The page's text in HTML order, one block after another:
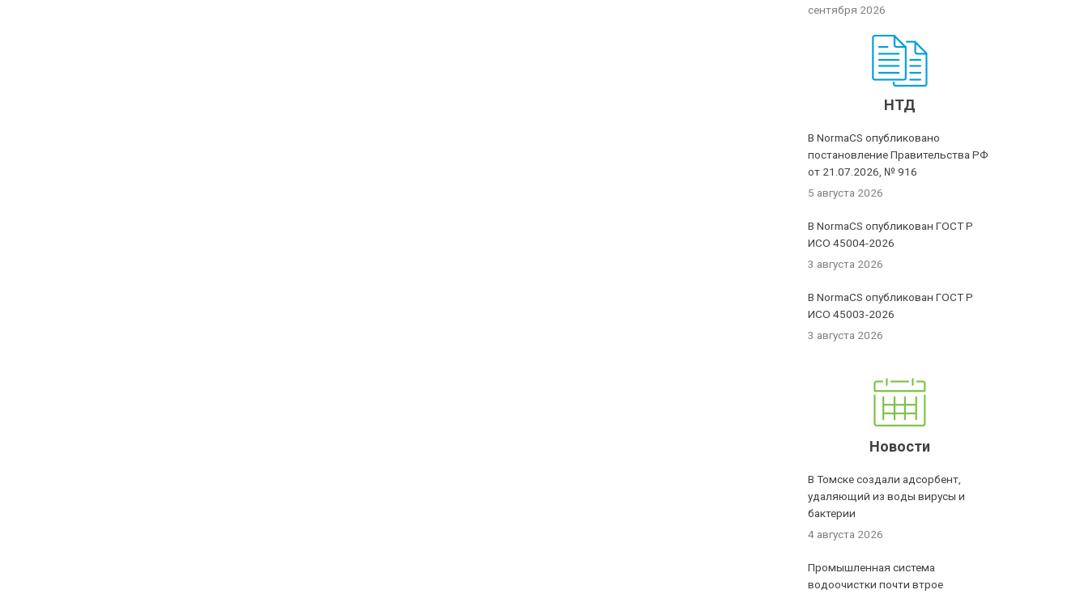
сентября 2026
НТД
В NormaCS опубликовано
постановление Правительства РФ
от 21.07.2026, № 916
5 августа 2026
В NormaCS опубликован ГОСТ Р
ИСО 45004-2026
3 августа 2026
В NormaCS опубликован ГОСТ Р
ИСО 45003-2026
3 августа 2026
Новости
В Томске создали адсорбент,
удаляющий из воды вирусы и
бактерии
4 августа 2026
Промышленная система
водоочистки почти втрое